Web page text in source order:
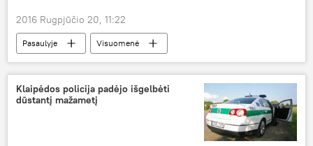
2016 Rugpjūčio 20, 11:22
Pasaulyje Visuomenė
Klaipėdos policija padėjo išgelbėti
dūstantį mažametį